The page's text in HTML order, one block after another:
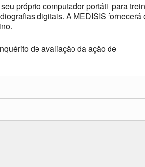
próprio computador portátil para
digitais. A MEDISIS fornecerá
de avaliação da ação de